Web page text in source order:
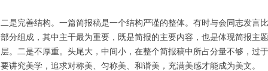
二是完善结构。一篇简报稿是一个结构严谨的整体。有时与会同志发言
部分组成，其中主干最为重要，既是简报的主要内容，也是体现简报主
层。二是不厚重。头尾大，中间小，在整个简报稿中所占分量不够，
要讲究美学，追求对称美、匀称美、和谐美，充满美感才能成为美文。